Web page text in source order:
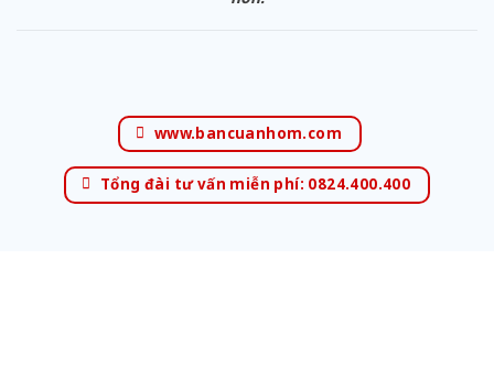
www.bancuanhom.com
Tổng đài tư vấn miễn phí: 0824.400.400